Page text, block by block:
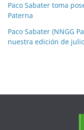
sPaco Sabater toma
Paterna
Paco Sabater (NNGG
nuestra edición de julio: